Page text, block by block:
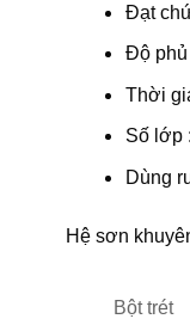
Đạt
Độ
Thời
Số lớp
Dùng
Hệ sơn
Bột trét